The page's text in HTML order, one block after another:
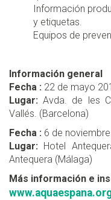
Información
y etiquetas.
Equipos de
Información general
Fecha : 22 de mayo
Lugar:Avda. de les
Vallés. (Barcelona)
Fecha : 6 de
Lugar: Hotel
Antequera (Málaga)
Más información e